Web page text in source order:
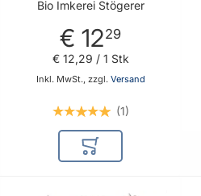
Bio Imkerei Stögerer
€ 1229
Inkl. MwSt., zzgl. Versand
€ 12,29 / 1 Stk
1
In den Warenkorb